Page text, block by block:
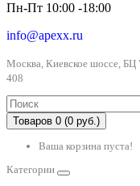
Пн-Пт 10:00 -18:00
info@apexx.ru
Москва, Киевское шоссе,
408
Товаров 0 (0 руб.)
Ваша корзина пуста!
Категории